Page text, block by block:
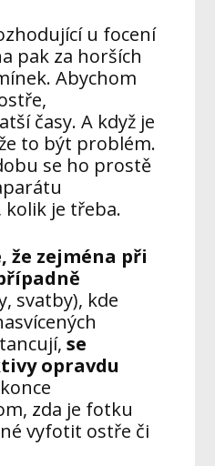
u focení
pak za horších
Abychom
časy. A když je
to být problém.
se ho prostě
je třeba.
že zejména při
svatby), kde
se
opravdu
zda je fotku
vyfotit ostře či